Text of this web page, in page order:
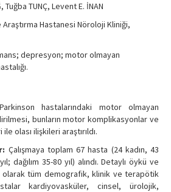
Tuğba TUNÇ, Levent E. İNAN
Hastanesi Nöroloji Kliniği,
depresyon; motor olmayan
hastalarındaki motor olmayan
bunların motor komplikasyonlar ve
olası ilişkileri araştırıldı.
Çalışmaya toplam 67 hasta (24 kadın, 43
dağılım 35-80 yıl) alındı. Detaylı öykü ve
tüm demografik, klinik ve terapötik
kardiyovasküler, cinsel, ürolojik,